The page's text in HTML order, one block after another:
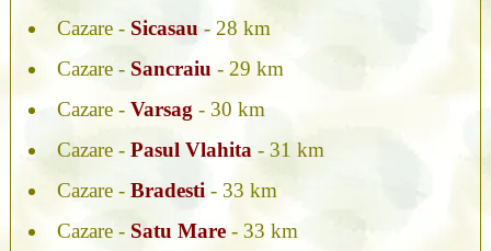
Cazare - Sicasau - 28 km
Cazare - Sancraiu - 29 km
Cazare - Varsag - 30 km
Cazare - Pasul Vlahita - 31 km
Cazare - Bradesti- 33 km
Cazare - Satu Mare- 33 km